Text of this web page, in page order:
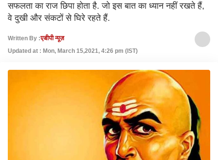
सफलता का राज छिपा होता है. जो इस बात का ध्यान नहीं रखते हैं,
वे दुखी और संकटों से घिरे रहते हैं.
Written By :एबीपी न्यूज़
Updated at : Mon, March 15,2021, 4:26 pm (IST)